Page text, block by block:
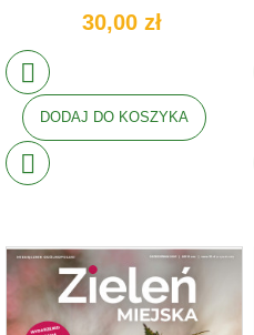
30,00 zł
DODAJ DO KOSZYKA